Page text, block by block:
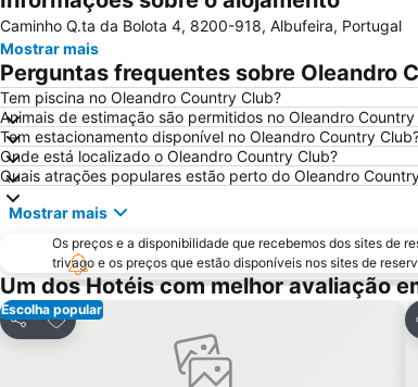
Caminho Q.ta da Bolota 4, 8200-918, Albufeira, Portugal
Mostrar mais
Perguntas frequentes sobre Oleandro
Tem piscina no Oleandro Country Club?
Animais de estimação são permitidos no Oleandro Country
Tem estacionamento disponível no Oleandro Country
Onde está localizado o Oleandro Country Club?
Quais atrações populares estão perto do Oleandro
Mostrar mais
Os preços e a disponibilidade que recebemos dos sites de
trivago e os preços que estão disponíveis nos sites de
Um dos Hotéis com melhor avaliação
Escolha popular
Partilhar
Adicionar aos favoritos